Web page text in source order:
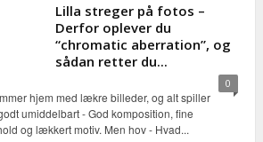
Lilla streger på fotos –
Derfor oplever du
“chromatic aberration”, og
sådan retter du...
0
hjem med lækre billeder, og alt spiller
umiddelbart - God komposition, fine
og lækkert motiv. Men hov - Hvad...